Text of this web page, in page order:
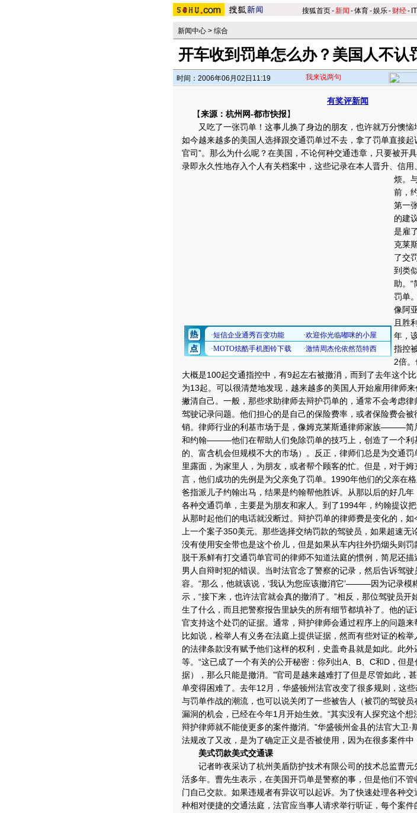
搜狐首页-新闻 -体育-娱乐- 财经- IT
新闻中心 > 综合
开车收到罚单怎么办？美国人不认
时间：2006年06月02日11:19 我来说两句
有奖评新闻
【来源：杭州网-都市快报】
又吃了一张罚单！这事儿换了身边的朋友，也许就万分懊恼
如今越来越多的美国人选择跟交通罚单过不去，拿了罚单直接起
官司”。那么为什么呢？在美国，不论何种交通违章，只要被开
录即永久性地存入个人有关档案中，这些记录在本人晋升、信
烦。
前，
第一
的建
是雇
克莱
了交
到类
助。
罚单
像阿
且胜
年，
指控
2倍。
大概是100起交通指控中，有9起左右被撤消，而到了去年这个
为13起。可以很清楚地发现，越来越多的美国人开始雇用律师
撇清自己。一般，那些求助律师去辩护罚单的，通常不会考虑
驾驶记录问题。他们担心的是自己的保险费率，或者保险费会被
销。律师行业的利基市场于是，像姆克莱斯通律师家族———简
和约翰———他们在帮助人们免除罚单的技巧上，创造了一个利
的、富含机会但规模不大的市场）。反正，律师们总是为交通
里露面，为家里人，为朋友，或者帮个顾客的忙。但是，对于
言，他们成功的先例是为父亲免了罚单。1990年他们的父亲在
爸指派儿子约翰出马，结果是约翰帮他胜诉。从那以后的好几
各种交通罚单，主要是为朋友和家人。到了1994年，约翰提议
从那时起他们的电话就没断过。辩护罚单的律师费是变化的，
上一个案子350美元。那些选择交纳罚款的驾驶员，如果超速无
没有使用安全带也是这个价儿，但是如果从车内往外扔烟头则
脱干系鲜有打交通罚单官司的律师不知道法庭的惯例，简尼还
男人自辩时犯的错误。当时法官念了警察的记录，然后告诉驾
容。“那么，他就该说，‘我认为您应该撤消它’———因为记录模
示，“接下来，也许法官就会真的撤消了。”相反，那位驾驶员开
生了什么，而且把警察报告里缺失的所有细节都填补了。他的
官支持这个处罚的证据。通常，辩护律师会通过程序上的问题来
比如说，检举人有义务在法庭上提供证据，然而有些对证的检
的法律条款没有赋予他们这样的权利，史盖奇县就是如此。此
等。“这已成了一个有关的公开秘密：你列出A、B、C和D，但
据），那么只能是撤消。”官司是越来越难打了但是尽管如此，
单变得困难了。去年12月，华盛顿州法官改变了很多规则，这
与罚单作战的潮流，也可以说关闭了一些被告人（被罚的驾驶
漏洞的机会，已经在今年1月开始生效。“其实没有人探究这个
辩护律师就不能使更多的案件撤消。”华盛顿州金县的法官大卫·
法规改了又改，是为了确定正义是否被使用，因为在很多案件中
美式罚款美式交通课
记者昨夜采访了杭州美盾防护技术有限公司的技术总监曹元
活多年。曹先生表示，在美国开罚单是警察的事，但是他们不
门自己交款。如果违规者有异议可以起诉。为了快速处理各种
种相对便捷的交通法庭，法官应当事人请求举行听证，每个案